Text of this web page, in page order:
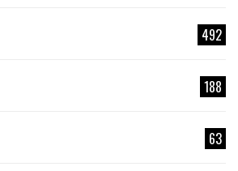
492
188
63